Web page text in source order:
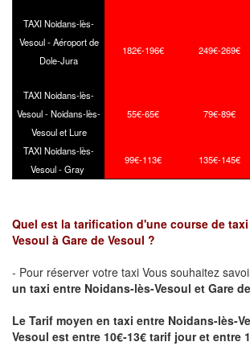
TAXI Noidans-lès-
Vesoul - Aéroport de
Dole-Jura
182€-196€ 249€-269€
TAXI Noidans-lès-
Vesoul - Noidans-lès-
Vesoul et Lure
55€-65€ 79€-89€
TAXI Noidans-lès-
Vesoul - Gray
99€-113€ 135€-145€
Quel est la tarification d'une course de
Vesoul à Gare de Vesoul ?
- Pour réserver votre taxi Vous souhaitez
un taxi entre Noidans-lès-Vesoul et Gare
Le Tarif moyen en taxi entre Noidans-lès-
Vesoul est entre 10€-13€ tarif jour et entre